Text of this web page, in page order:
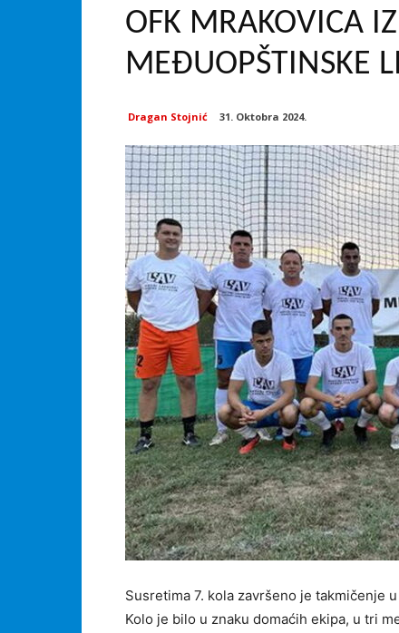
OFK MRAKOVICA
MEĐUOPŠTINSKE
Dragan Stojnić 31. Oktobra 2024.
Susretima 7. kola završeno je takmičenje
Kolo je bilo u znaku domaćih ekipa, u tri